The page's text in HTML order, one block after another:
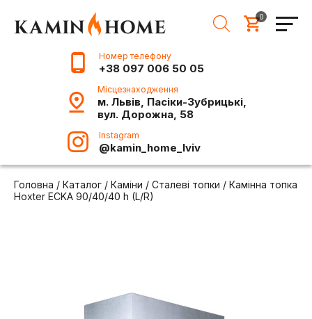
0
Номер телефону
+38 097 006 50 05
Місцезнаходження
м. Львів, Пасіки-Зубрицькі,
вул. Дорожна, 58
Instagram
@kamin_home_lviv
Головна / Каталог / Каміни / Сталеві топки / Камінна топка
Hoxter ECKA 90/40/40 h (L/R)